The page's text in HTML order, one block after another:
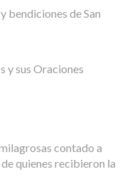
bendiciones de San
y sus Oraciones
contado a
quienes recibieron la